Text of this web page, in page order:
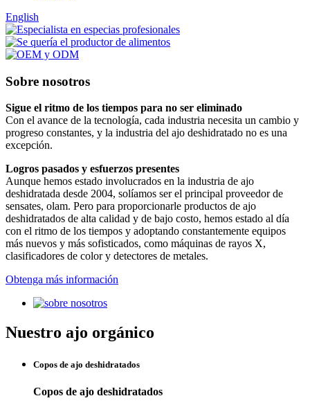
English
Sobre nosotros
Sigue el ritmo de los tiempos para no ser eliminado
Con el avance de la tecnología, cada industria necesita un cambio y
progreso constantes, y la industria del ajo deshidratado no es una
excepción.
Logros pasados ​​y esfuerzos presentes
Aunque hemos estado involucrados en la industria de ajo
deshidratada desde 2004, solíamos ser el principal proveedor de
sensates, olam. Pero para proporcionarle productos de ajo
deshidratados de alta calidad y de bajo costo, hemos estado al día
con el ritmo de los tiempos y adoptando constantemente equipos
más nuevos y más sofisticados, como máquinas de rayos X,
clasificadores de color y detectores de metales.
Obtenga más información
Nuestro ajo orgánico
Copos de ajo deshidratados
Copos de ajo deshidratados